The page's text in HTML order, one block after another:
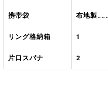
携帯袋 布地製
リング格納箱 1
片口スパナ 2